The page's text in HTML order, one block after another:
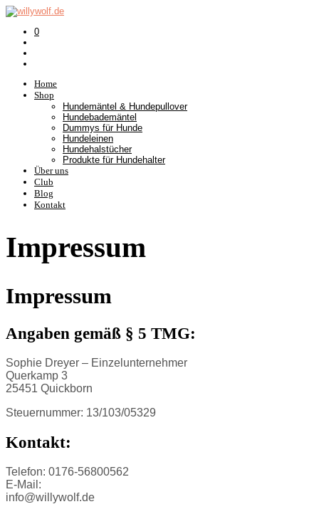
0
Home
Shop
Hundemäntel & Hundepullover
Hundebademäntel
Dummys für Hunde
Hundeleinen
Hundehalstücher
Produkte für Hundehalter
Über uns
Club
Blog
Kontakt
Impressum
Impressum
Angaben gemäß § 5 TMG:
Sophie Dreyer – Einzelunternehmer
Querkamp 3
25451 Quickborn
Steuernummer: 13/103/05329
Kontakt:
Telefon: 0176-56800562
E-Mail:
info@willywolf.de